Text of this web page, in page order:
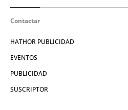
Contactar
HATHOR PUBLICIDAD
EVENTOS
PUBLICIDAD
SUSCRIPTOR